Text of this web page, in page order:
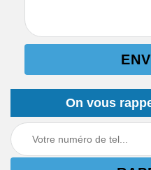
On vous